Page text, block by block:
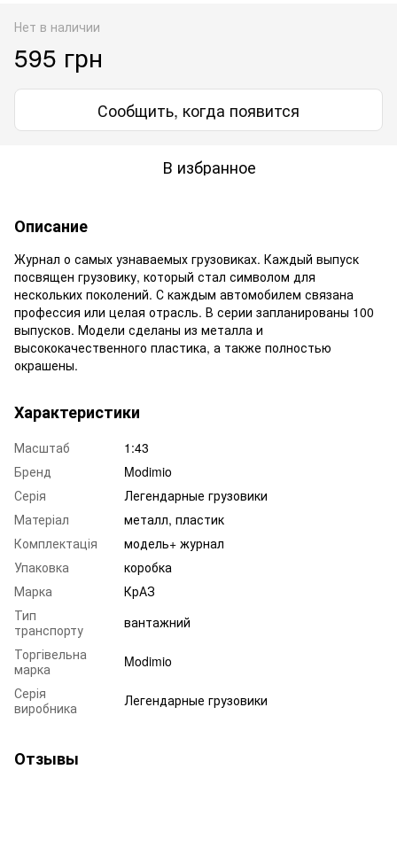
Нет в наличии
595 грн
Сообщить, когда появится
В избранное
Описание
Журнал о самых узнаваемых грузовиках. Каждый выпуск
посвящен грузовику, который стал символом для
нескольких поколений. С каждым автомобилем связана
профессия или целая отрасль. В серии запланированы 100
выпусков. Модели сделаны из металла и
высококачественного пластика, а также полностью
окрашены.
Характеристики
Масштаб
1:43
Бренд
Modimio
Серія
Легендарные грузовики
Матеріал
металл, пластик
Комплектація
модель+ журнал
Упаковка
коробка
Марка
КрАЗ
Тип
транспорту
вантажний
Торгівельна
марка
Modimio
Серія
виробника
Легендарные грузовики
Отзывы